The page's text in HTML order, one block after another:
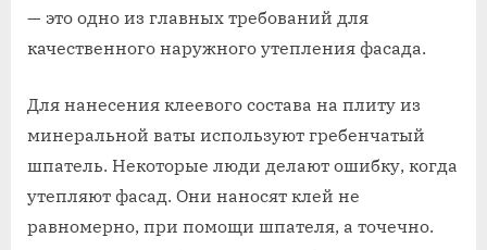
— это одно из главных требований для
качественного наружного утепления фасада.
Для нанесения клеевого состава на плиту из
минеральной ваты используют гребенчатый
шпатель. Некоторые люди делают ошибку, когда
утепляют фасад. Они наносят клей не
равномерно, при помощи шпателя, а точечно.